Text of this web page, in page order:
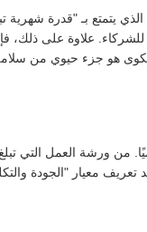
علاوة على ذلك، فإن
هو جزء حيوي من سلامة